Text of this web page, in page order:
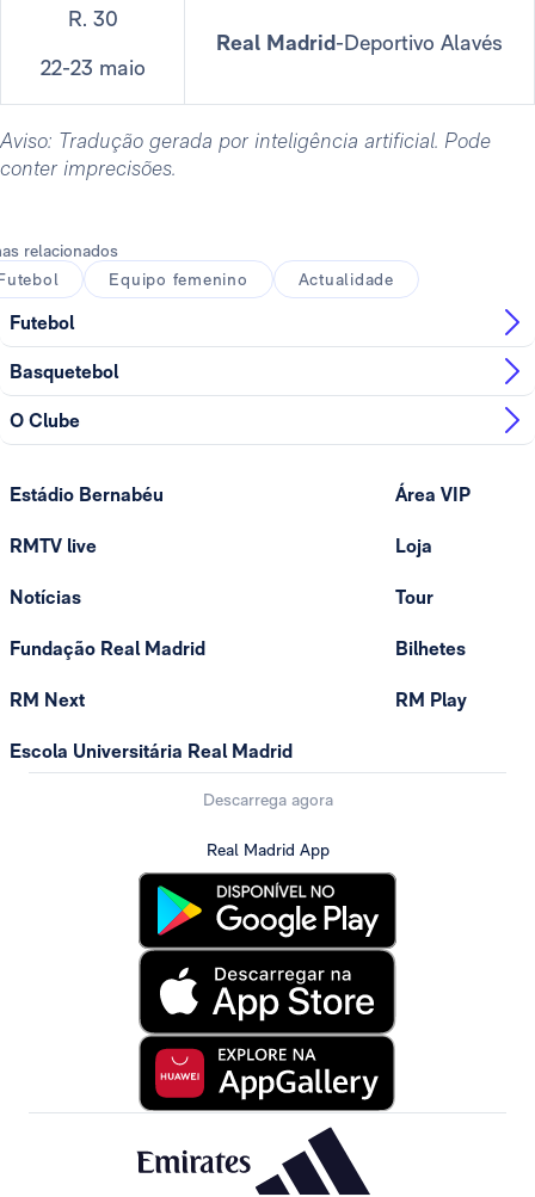
R. 30
22-23 maio
Real Madrid-Deportivo Alavés
Aviso: Tradução gerada por inteligência artificial. Pode
conter imprecisões.
relacionados
Equipo femenino Actualidade
Futebol
Basquetebol
O Clube
Estádio Bernabéu
RMTV live
Notícias
Fundação Real Madrid
RM Next
Escola Universitária Real Madrid
Área VIP
Loja
Tour
Bilhetes
RM Play
Descarrega agora
Real Madrid App